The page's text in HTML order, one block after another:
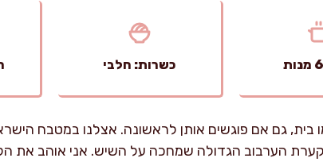
כשרות: חלבי
גם אם פוגשים אותן לראשונה. אצלנו במטבח
הערבוב הגדולה שמחכה על השיש. אני אוהב את